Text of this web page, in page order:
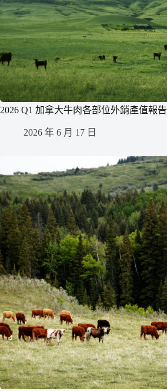
2026 Q1 加拿大牛肉各部位外銷產值報告
2026 年 6 月 17 日